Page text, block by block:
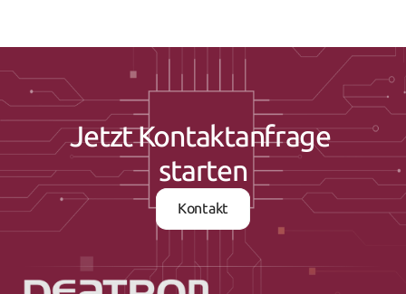
Jetzt Kontaktanfrage
starten
Kontakt